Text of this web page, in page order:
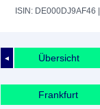
ISIN: DE000DJ9AF46
◄ Übersicht
Frankfurt